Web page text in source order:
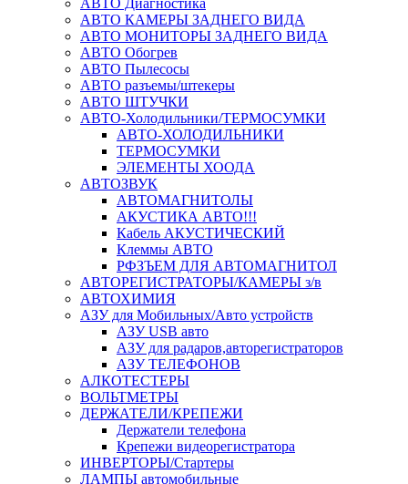
АВТО Диагностика
АВТО КАМЕРЫ ЗАДНЕГО ВИДА
АВТО МОНИТОРЫ ЗАДНЕГО ВИДА
АВТО Обогрев
АВТО Пылесосы
АВТО разъемы/штекеры
АВТО ШТУЧКИ
АВТО-Холодильники/ТЕРМОСУМКИ
АВТО-ХОЛОДИЛЬНИКИ
ТЕРМОСУМКИ
ЭЛЕМЕНТЫ ХООДА
АВТОЗВУК
АВТОМАГНИТОЛЫ
АКУСТИКА АВТО!!!
Кабель АКУСТИЧЕСКИЙ
Клеммы АВТО
РФЗЪЕМ ДЛЯ АВТОМАГНИТОЛ
АВТОРЕГИСТРАТОРЫ/КАМЕРЫ з/в
АВТОХИМИЯ
АЗУ для Мобильных/Авто устройств
АЗУ USB авто
АЗУ для радаров,авторегистраторов
АЗУ ТЕЛЕФОНОВ
АЛКОТЕСТЕРЫ
ВОЛЬТМЕТРЫ
ДЕРЖАТЕЛИ/КРЕПЕЖИ
Держатели телефона
Крепежи видеорегистратора
ИНВЕРТОРЫ/Стартеры
ЛАМПЫ автомобильные